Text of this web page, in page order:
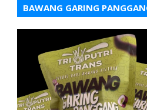
BAWANG GARING